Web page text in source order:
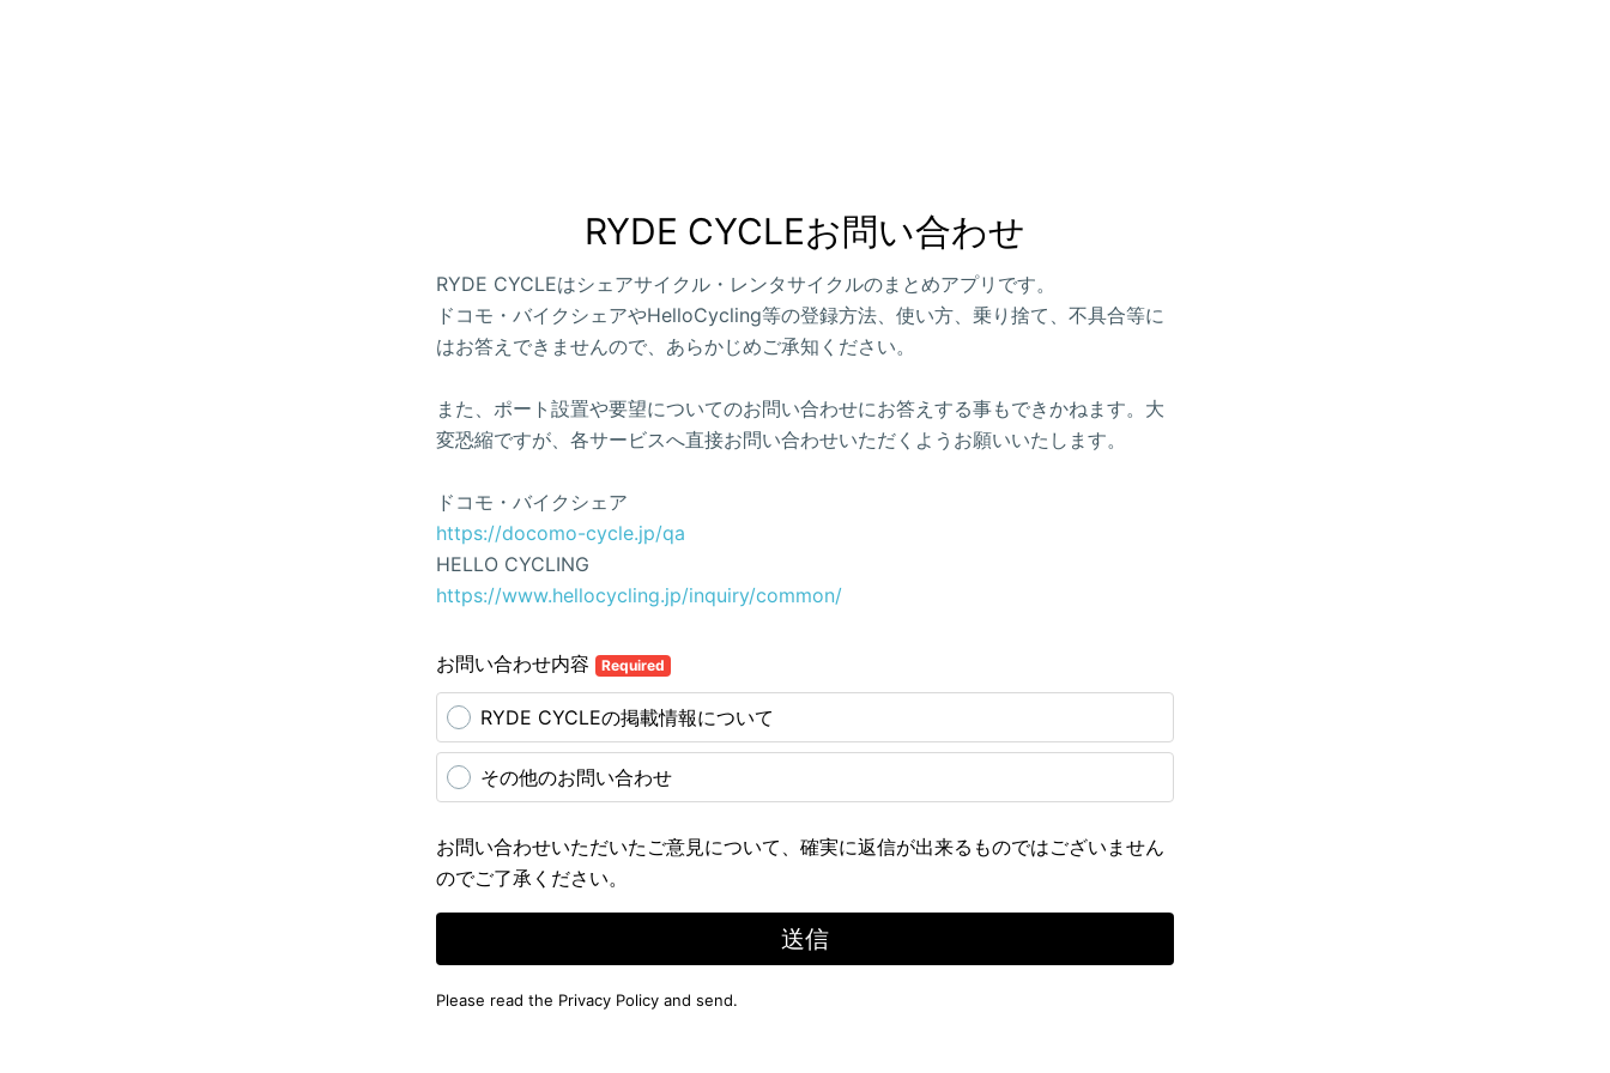
RYDE CYCLEお問い合わせ
RYDE CYCLEはシェアサイクル・レンタサイクルのまとめアプリです。
ドコモ・バイクシェアやHelloCycling等の登録方法、使い方、乗り捨て、不具合等に
はお答えできませんので、あらかじめご承知ください。
また、ポート設置や要望についてのお問い合わせにお答えする事もできかねます。大
変恐縮ですが、各サービスへ直接お問い合わせいただくようお願いいたします。
ドコモ・バイクシェア
https://docomo-cycle.jp/qa
HELLO CYCLING
https://www.hellocycling.jp/inquiry/common/
お問い合わせ内容 Required
RYDE CYCLEの掲載情報について
その他のお問い合わせ
お問い合わせいただいたご意見について、確実に返信が出来るものではございません
のでご了承ください。
送信
Please read the Privacy Policy and send.